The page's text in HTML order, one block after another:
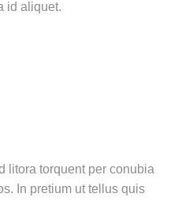
id aliquet.
litora torquent per conubia
In pretium ut tellus quis